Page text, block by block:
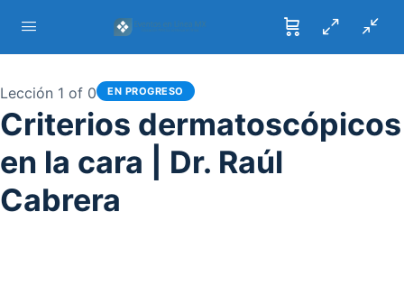
Lección 1 of 0 EN PROGRESO
Criterios dermatoscópicos
en la cara | Dr. Raúl
Cabrera